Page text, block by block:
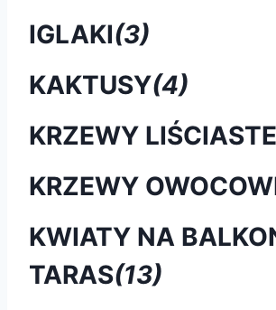
IGLAKI(3)
KAKTUSY(4)
KRZEWY LIŚCIASTE
KRZEWY
KWIATY NA
TARAS(13)